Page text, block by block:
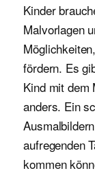
Kinder
Malvorlagen
fördern. Es
Kind mit dem
anders. Ein
aufregenden
kommen